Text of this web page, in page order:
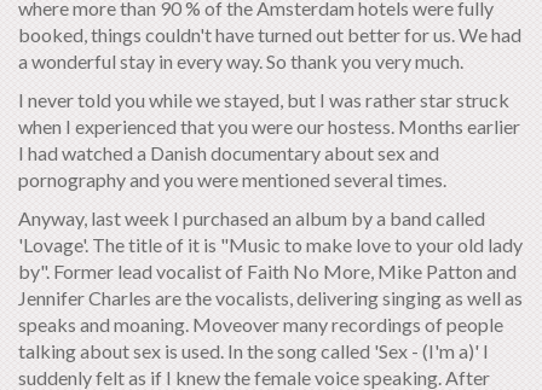
where more than 90 % of the Amsterdam hotels were fully
booked, things couldn't have turned out better for us. We had
a wonderful stay in every way. So thank you very much.
I never told you while we stayed, but I was rather star struck
when I experienced that you were our hostess. Months earlier
I had watched a Danish documentary about sex and
pornography and you were mentioned several times.
Anyway, last week I purchased an album by a band called
'Lovage'. The title of it is "Music to make love to your old lady
by". Former lead vocalist of Faith No More, Mike Patton and
Jennifer Charles are the vocalists, delivering singing as well as
speaks and moaning. Moveover many recordings of people
talking about sex is used. In the song called 'Sex - (I'm a)' I
suddenly felt as if I knew the female voice speaking. After